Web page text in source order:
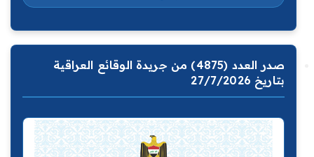
صدر العدد (4875) من جريدة الوقائع العراقية
بتاريخ 27/7/2026